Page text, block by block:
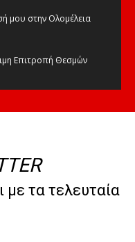
μου στην Ολομέλεια
Επιτροπή Θεσμών
Μορφωτικών
τα τελευταία